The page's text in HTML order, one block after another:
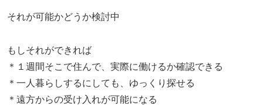
それが可能かどうか検討中
もしそれができれば
＊１週間そこで住んで、実際に働けるか確認できる
＊一人暮らしするにしても、ゆっくり探せる
＊遠方からの受け入れが可能になる